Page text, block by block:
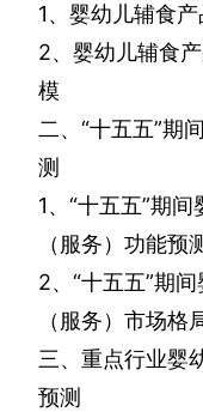
1、婴幼儿辅食
2、婴幼儿辅食
模
二、“十五五”期
测
1、“十五五”期
（服务）功能预
2、“十五五”期
（服务）市场格
三、重点行业婴
预测